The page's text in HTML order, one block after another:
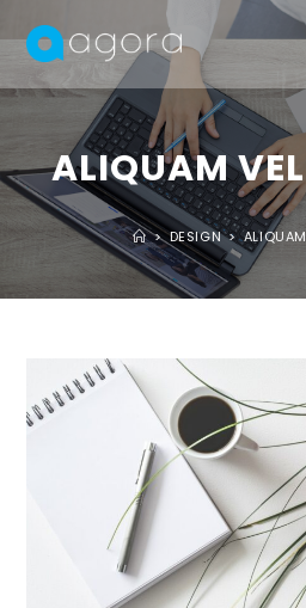
ALIQUAM
> DESIGN >